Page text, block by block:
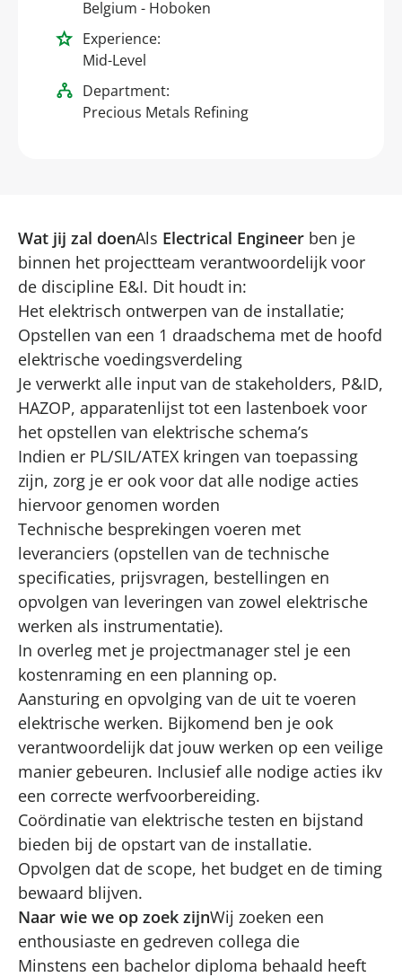
Belgium - Hoboken
Experience:
Mid-Level
Department:
Precious Metals Refining
Wat jij zal doenAls Electrical Engineer ben je
binnen het projectteam verantwoordelijk voor
de discipline E&I. Dit houdt in:
Het elektrisch ontwerpen van de installatie;
Opstellen van een 1 draadschema met de hoofd
elektrische voedingsverdeling
Je verwerkt alle input van de stakeholders, P&ID,
HAZOP, apparatenlijst tot een lastenboek voor
het opstellen van elektrische schema’s
Indien er PL/SIL/ATEX kringen van toepassing
zijn, zorg je er ook voor dat alle nodige acties
hiervoor genomen worden
Technische besprekingen voeren met
leveranciers (opstellen van de technische
specificaties, prijsvragen, bestellingen en
opvolgen van leveringen van zowel elektrische
werken als instrumentatie).
In overleg met je projectmanager stel je een
kostenraming en een planning op.
Aansturing en opvolging van de uit te voeren
elektrische werken. Bijkomend ben je ook
verantwoordelijk dat jouw werken op een veilige
manier gebeuren. Inclusief alle nodige acties ikv
een correcte werfvoorbereiding.
Coördinatie van elektrische testen en bijstand
bieden bij de opstart van de installatie.
Opvolgen dat de scope, het budget en de timing
bewaard blijven.
Naar wie we op zoek zijnWij zoeken een
enthousiaste en gedreven collega die
Minstens een bachelor diploma behaald heeft